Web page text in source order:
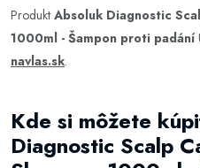
Produkt Absoluk Diagnostic
1000ml - Šampon proti padání
navlas.sk.
Kde si môžete
Diagnostic Scalp